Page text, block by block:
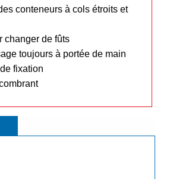
conteneurs à cols étroits et
changer de fûts
toujours à portée de main
fixation